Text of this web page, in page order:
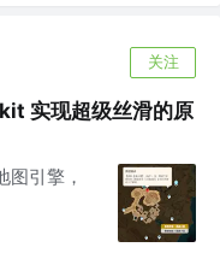
关注
实现超级丝滑的原
引擎，